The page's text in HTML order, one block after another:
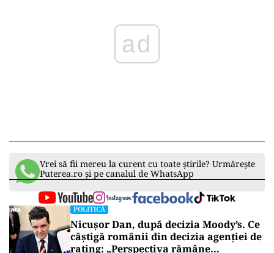
ad
Vrei să fii mereu la curent cu toate știrile? Urmărește
Puterea.ro și pe canalul de WhatsApp
POLITICĂ
Nicușor Dan, după decizia Moody’s. Ce
câștigă românii din decizia agenției de
rating: „Perspectiva rămâne